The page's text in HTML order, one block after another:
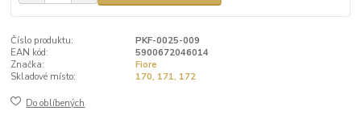
Číslo produktu:
PKF-0025-009
EAN kód:
5900672046014
Značka:
Fiore
Skladové místo:
170, 171, 172
Do oblíbených